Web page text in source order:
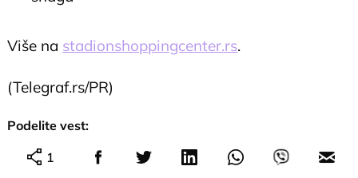
Više na stadionshoppingcenter.rs.
(Telegraf.rs/PR)
Podelite vest:
1